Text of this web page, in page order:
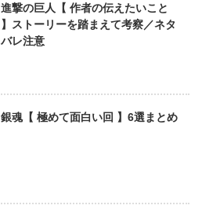
進撃の巨人【 作者の伝えたいこと
】ストーリーを踏まえて考察／ネタ
バレ注意
銀魂【 極めて面白い回 】6選まとめ